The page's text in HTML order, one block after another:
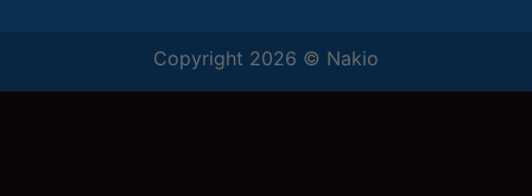
Copyright 2026 © Nakio